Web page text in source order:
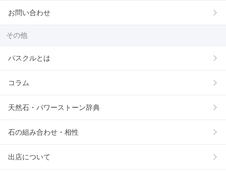
お問い合わせ
その他
パスクルとは
コラム
天然石・パワーストーン辞典
石の組み合わせ・相性
出店について